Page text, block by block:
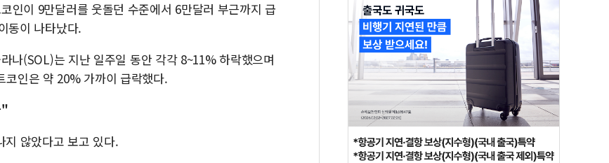
인이 9만달러를 웃돌던 수준에서 6만달러 부근까지 급
동이 나타났다.
나(SOL)는 지난 일주일 동안 각각 8~11% 하락했으며
인은 약 20% 가까이 급락했다.
"
지 않았다고 보고 있다.